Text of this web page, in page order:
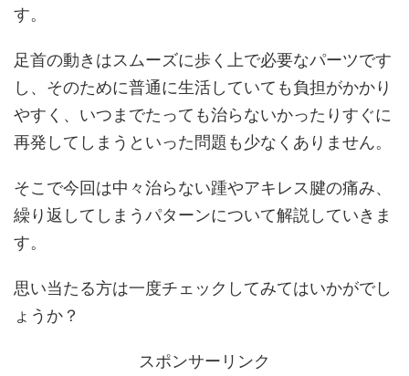
す。
足首の動きはスムーズに歩く上で必要なパーツです
し、そのために普通に生活していても負担がかかり
やすく、いつまでたっても治らないかったりすぐに
再発してしまうといった問題も少なくありません。
そこで今回は中々治らない踵やアキレス腱の痛み、
繰り返してしまうパターンについて解説していきま
す。
思い当たる方は一度チェックしてみてはいかがでし
ょうか？
スポンサーリンク